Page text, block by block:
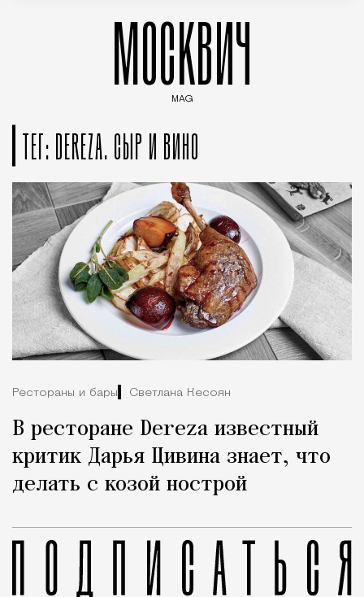
МОСКВИЧ
MAG
ТЕГ: DEREZA. CЫР И ВИНО
Рестораны и бары Светлана Кесоян
В ресторане Dereza известный
критик Дарья Цивина знает, что
делать с козой нострой